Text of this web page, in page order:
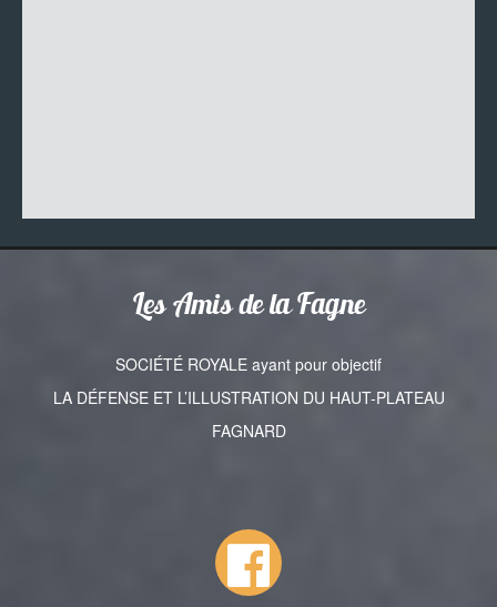
Les Amis de la Fagne
SOCIÉTÉ ROYALE ayant pour objectif
LA DÉFENSE ET L’ILLUSTRATION DU HAUT-PLATEAU
FAGNARD